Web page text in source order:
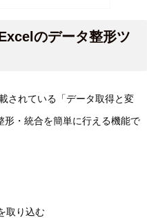
のデータ整形ツ
されている「データ取得と変
・統合を簡単に行える機能で
取り込む